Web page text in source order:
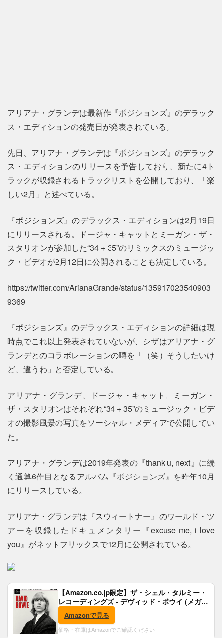
アリアナ・グランデは最新作『ポジションズ』のデラック
ス・エディションの発売日が発表されている。
先日、アリアナ・グランデは『ポジションズ』のデラック
ス・エディションのリリースを予告しており、新たに4ト
ラックが収録されるトラックリストを公開しており、「楽
しい2月」と述べている。
『ポジションズ』のデラックス・エディションは2月19日
にリリースされる。ドージャ・キャットとミーガン・ザ・
スタリオンが参加した“34 + 35”のリミックスのミュージッ
ク・ビデオが2月12日に公開されることも決定している。
https://twitter.com/ArianaGrande/status/135917023540903
9369
『ポジションズ』のデラックス・エディションの詳細は現
時点でこれ以上発表されていないが、シザはアリアナ・グ
ランデとのコラボレーションの噂を「（笑）そうしたいけ
ど、違うわ」と否定している。
アリアナ・グランデ、ドージャ・キャット、ミーガン・
ザ・スタリオンはそれぞれ“34 + 35”のミュージック・ビデ
オの撮影風景の写真をソーシャル・メディアで公開してい
た。
アリアナ・グランデは2019年発表の『thank u, next』に続
く通算6作目となるアルバム『ポジションズ』を昨年10月
にリリースしている。
アリアナ・グランデは『スウィートナー』のワールド・ツ
アーを収録したドキュメンタリー『excuse me, i love
you』がネットフリックスで12月に公開されている。
【Amazon.co.jp限定】ザ・シェル・タルミー・
レコーディングズ - デヴィッド・ボウイ (メガジ
ャケ付)
Amazonで見る
価格・在庫はAmazonでご確認ください